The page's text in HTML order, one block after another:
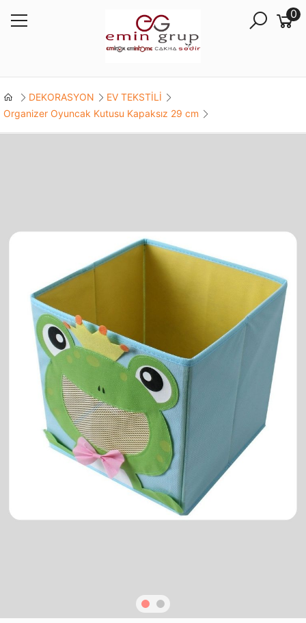
0
DEKORASYON
EV TEKSTİLİ
Organizer Oyuncak Kutusu Kapaksız 29 cm